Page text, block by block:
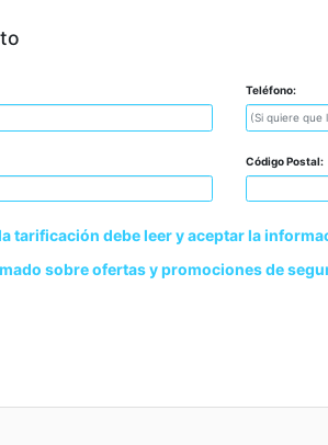
Teléfono:
Código Postal:
tarificación debe leer y aceptar la
sobre ofertas y promociones de